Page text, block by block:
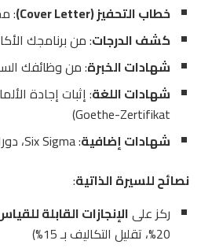
خطاب التحفيز (Cover Letter)
:
كشف الدرجات: من برنامجك
شهادات الخبرة: من وظائفك
شهادات اللغة
Goethe-Zertifikat)
شهادات إضافية: Six Sigma، دورات تدريبية، جوائز
نصائح للسيرة الذاتية:
ركز علىالإنجازات القابلة
20%، تقليل التكاليف بـ 15%)